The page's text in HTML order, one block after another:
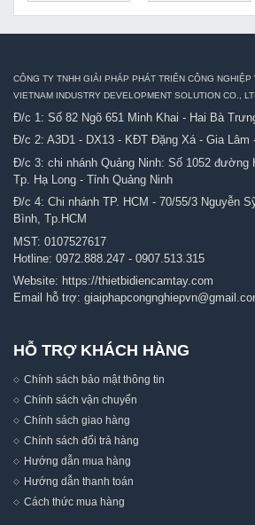
CÔNG TY TNHH GIẢI PHÁP PHÁT TRIỂN CÔNG NGHIỆP
VIETNAM INDUSTRY DEVELOPMENT SOLUTION CO.,
Đ/c 1: Số 82 Ngõ 651 Minh Khai - Hai Bà
Đ/c 2: A3D1 - DX13 - KĐT Đặng Xá - Gia Lâm
Đ/c 3: chi nhánh Quảng Ninh: Số 1052 đường
Tp. Hạ Long - Tỉnh Quảng Ninh
Đ/c 4: Chi nhánh TP. HCM - 70/55/3 Nguyễn
Bình, Tp.HCM
MST: 0107527617
Hotline: 0972.888.247 - 0907.513.315
Website: https://thietbidiencamtay.com
Email hỗ trợ:
HỖ TRỢ KHÁCH HÀNG
Chính sách bảo mật thông tin
Chính sách vận chuyển
Chính sách giao hàng
Chính sách đổi trả hàng
Hướng dẫn mua hàng
Hướng dẫn thanh toán
Cách thức mua hàng